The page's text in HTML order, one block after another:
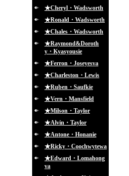
★Cheryl・Wadsworth
★Ronald・Wadsworth
★Chales・Wadsworth
★Raymond&Doroth
y・Kyasyousie
★Ferron・Joseyesva
★Charleston・Lewis
★Ruben・Saufkie
★Vern・Mansfield
★Milson・Taylor
★Alvin・Taylor
★Antone・Honanie
★Ricky・Coochwytewa
★Edward・Lomahong
va